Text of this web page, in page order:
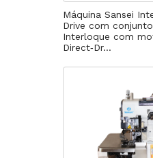
Máquina Sansei
Drive com
Interloque com
Direct‐Dr...